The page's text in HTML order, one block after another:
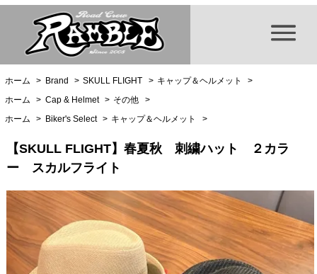
ホーム > Brand > SKULL FLIGHT > キャップ＆ヘルメット
>
ホーム
> Cap & Helmet > その他
>
ホーム
> Biker's Select > キャップ＆ヘルメット >
【SKULL FLIGHT】春夏秋 刺繍ハット ２カラ
ー スカルフライト